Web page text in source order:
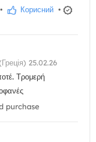
• Корисний •
25.02.26
Τρομερή
purchase